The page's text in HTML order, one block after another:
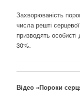
Захворюваність
числа решті
призводять
30%.
Відео «Пороки